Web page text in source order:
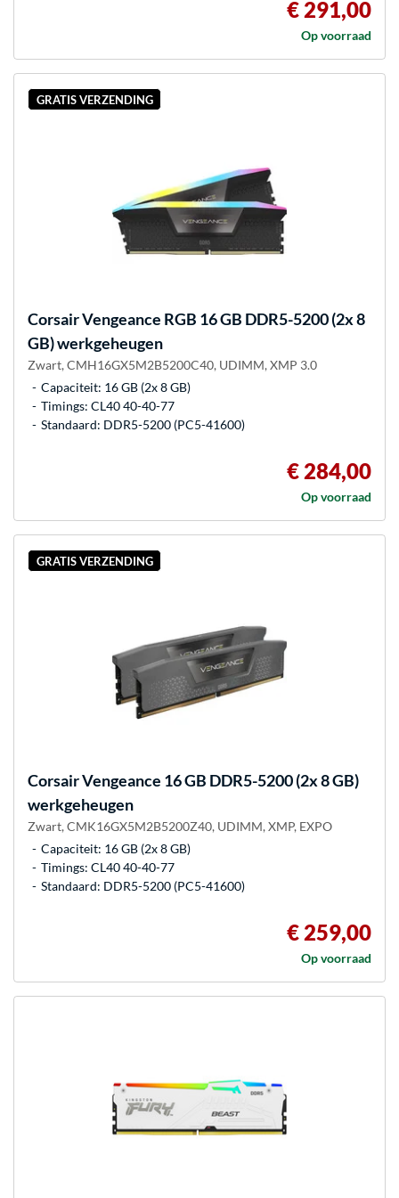
€ 291,00
Op voorraad
GRATIS VERZENDING
CorsairVengeance RGB 16 GB DDR5-5200 (2x 8
GB) werkgeheugen
Zwart, CMH16GX5M2B5200C40, UDIMM, XMP 3.0
Capaciteit: 16 GB (2x 8 GB)
Timings: CL40 40-40-77
Standaard: DDR5-5200 (PC5-41600)
€ 284,00
Op voorraad
GRATIS VERZENDING
CorsairVengeance 16 GB DDR5-5200 (2x 8 GB)
werkgeheugen
Zwart, CMK16GX5M2B5200Z40, UDIMM, XMP, EXPO
Capaciteit: 16 GB (2x 8 GB)
Timings: CL40 40-40-77
Standaard: DDR5-5200 (PC5-41600)
€ 259,00
Op voorraad